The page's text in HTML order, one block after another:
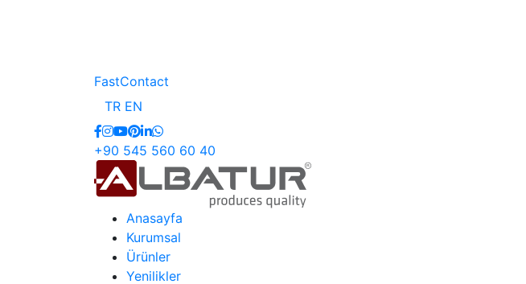
FastContact
TR EN
+90 545 560 60 40
Anasayfa
Kurumsal
Ürünler
Yenilikler